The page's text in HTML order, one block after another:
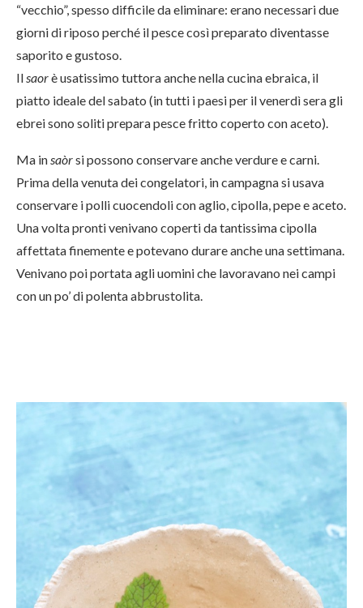
“vecchio”, spesso difficile da eliminare: erano necessari due
giorni di riposo perché il pesce così preparato diventasse
saporito e gustoso.
Il saorè usatissimo tuttora anche nella cucina ebraica, il
piatto ideale del sabato (in tutti i paesi per il venerdì sera gli
ebrei sono soliti prepara pesce fritto coperto con aceto).
Ma in saòrsi possono conservare anche verdure e carni.
Prima della venuta dei congelatori, in campagna si usava
conservare i polli cuocendoli con aglio, cipolla, pepe e aceto.
Una volta pronti venivano coperti da tantissima cipolla
affettata finemente e potevano durare anche una settimana.
Venivano poi portata agli uomini che lavoravano nei campi
con un po’ di polenta abbrustolita.